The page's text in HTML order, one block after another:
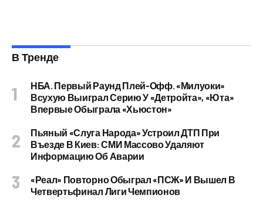
В Тренде
НБА. Первый Раунд Плей-Офф. «Милуоки»
Всухую Выиграл Серию У «Детройта», «Юта»
Впервые Обыграла «Хьюстон»
Пьяный «слуга Народа» Устроил ДТП При
Въезде В Киев: СМИ Массово Удаляют
Информацию Об Аварии
«Реал» Повторно Обыграл «ПСЖ» И Вышел В
Четвертьфинал Лиги Чемпионов